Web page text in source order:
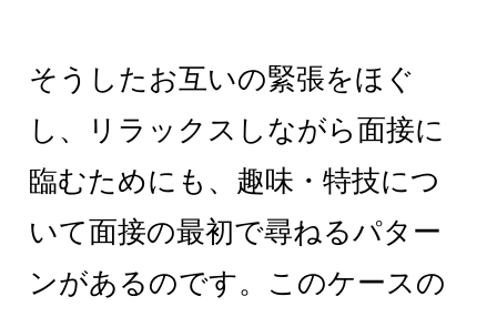
そうしたお互いの緊張をほぐ
し、リラックスしながら面接に
臨むためにも、趣味・特技につ
いて面接の最初で尋ねるパター
ンがあるのです。このケースの